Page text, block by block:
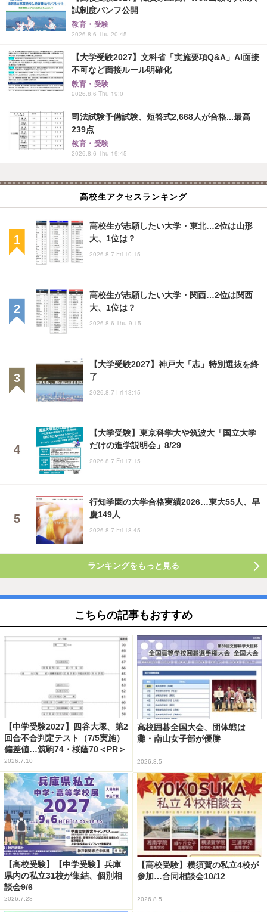
試制度パンフ公開
教育・受験
2026.8.6 Thu 20:45
【大学受験2027】文科省「実施要項Q&A」AI面接
不可など面接ルール明確化
教育・受験
2026.8.6 Thu 19:0
司法試験予備試験、短答式2,668人が合格...最高
239点
教育・受験
2026.8.6 Thu 19:45
高校生アクセスランキング
高校生が志願したい大学・東北…2位は山形
大、1位は？
2026.8.7 Fri 10:15
高校生が志願したい大学・関西…2位は関西
大、1位は？
2026.8.6 Thu 9:15
【大学受験2027】神戸大「志」特別選抜を終
了
2026.8.7 Fri 13:15
【大学受験】東京科学大や筑波大「国立大学
だけの進学説明会」8/29
2026.8.7 Fri 17:15
行知学園の大学合格実績2026…東大55人、早
慶149人
2026.8.7 Fri 18:45
ランキングをもっと見る
こちらの記事もおすすめ
【中学受験2027】四谷大塚、第2
回合不合判定テスト（7/5実施）
偏差値…筑駒74・桜蔭70＜PR＞
2026.7.10
高校囲碁全国大会、団体戦は
灘・南山女子部が優勝
2026.8.5
【高校受験】【中学受験】兵庫
県内の私立31校が集結、個別相
談会9/6
2026.7.28
【高校受験】横須賀の私立4校が
参加…合同相談会10/12
2026.8.5